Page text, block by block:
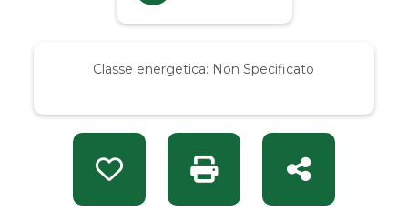
Classe energetica: Non Specificato
Preferiti: Rif. A 13365Stampa: Rif. A 13365
Condividi
Da € 100.000 a € 200.000
Da € 200.000 a € 400.000